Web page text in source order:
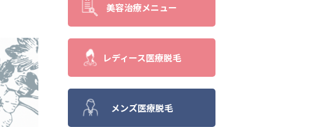
美容治療メニュー
レディース医療脱毛
メンズ医療脱毛